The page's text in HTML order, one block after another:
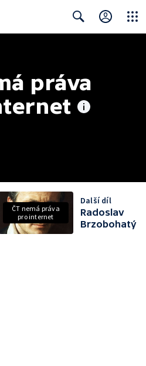
práva
ČT nemá práva
pro internet
Další díl
Radoslav
Brzobohatý